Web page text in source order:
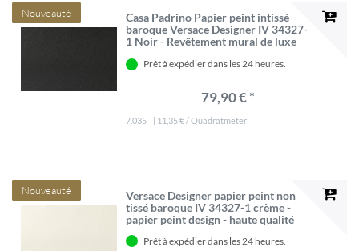
Nouveauté
Casa Padrino Papier peint intissé
baroque Versace Designer IV 34327-
1 Noir - Revêtement mural de luxe
Prêt à expédier dans les 24 heures.
79,90 € *
7.035 | 11,35 € / Quadratmeter
Nouveauté
Versace Designer papier peint non
tissé baroque IV 34327-1 crème -
papier peint design - haute qualité
Prêt à expédier dans les 24 heures.